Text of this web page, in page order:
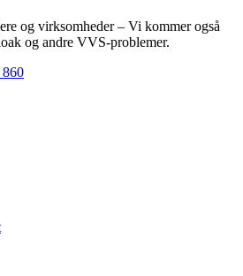
og virksomheder – Vi kommer også
og andre VVS-problemer.